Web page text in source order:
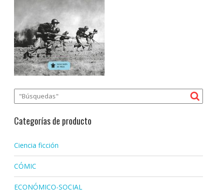
Categorías de producto
Ciencia ficción
CÓMIC
ECONÓMICO-SOCIAL